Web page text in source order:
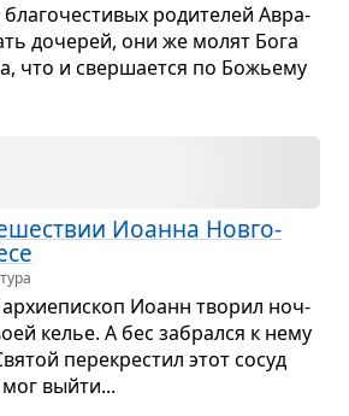
роди­те­лей Авра­
доче­рей, они же молят Бога
что и свер­ша­ется по Божьему
Иоанна Нов­го­
Иоанн тво­рил ноч­
келье. А бес забрался к нему
пере­кре­стил этот сосуд
выйти...